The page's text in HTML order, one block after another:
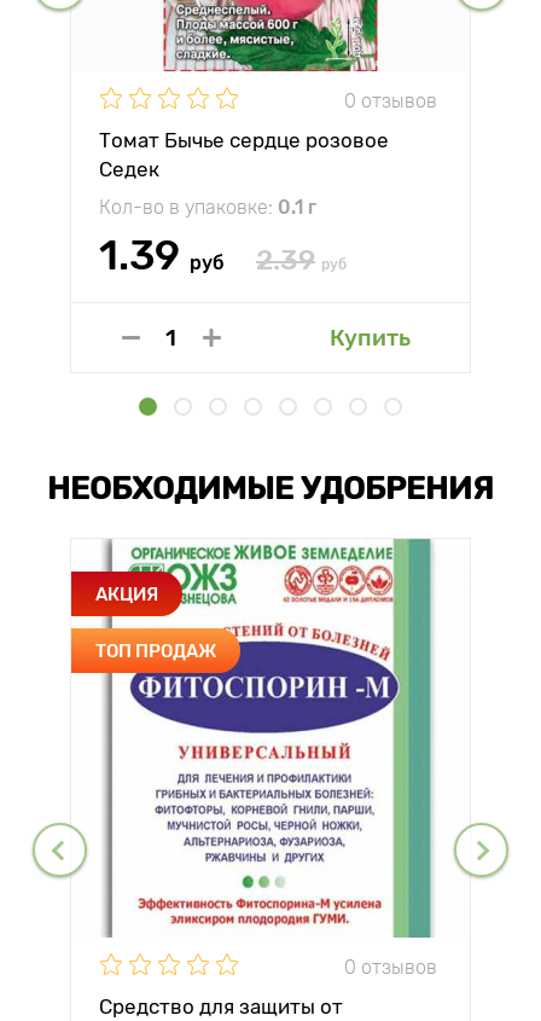
0 отзывов
Томат Бычье сердце розовое
Седек
Кол-во в упаковке: 0.1 г
1.39 руб 2.39 руб
Купить
НЕОБХОДИМЫЕ УДОБРЕНИЯ
АКЦИЯ
ТОП ПРОДАЖ
0 отзывов
Средство для защиты от